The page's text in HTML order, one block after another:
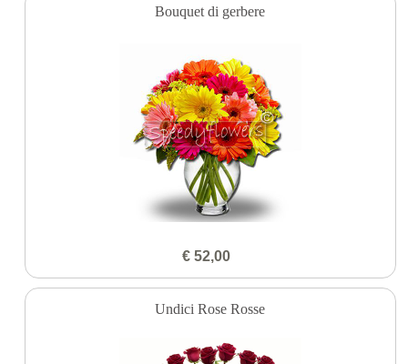
Bouquet di gerbere
€ 52,00
Undici Rose Rosse